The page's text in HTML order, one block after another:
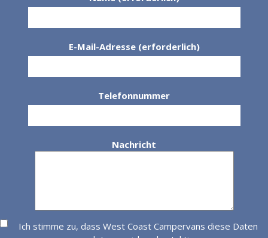
E-Mail-Adresse (erforderlich)
Telefonnummer
Nachricht
Ich stimme zu, dass West Coast Campervans diese Daten